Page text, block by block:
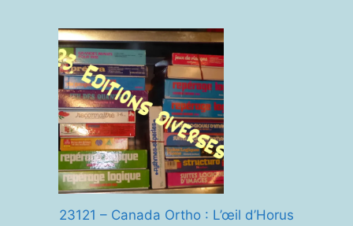
23121 – Canada Ortho : L’œil d’Horus